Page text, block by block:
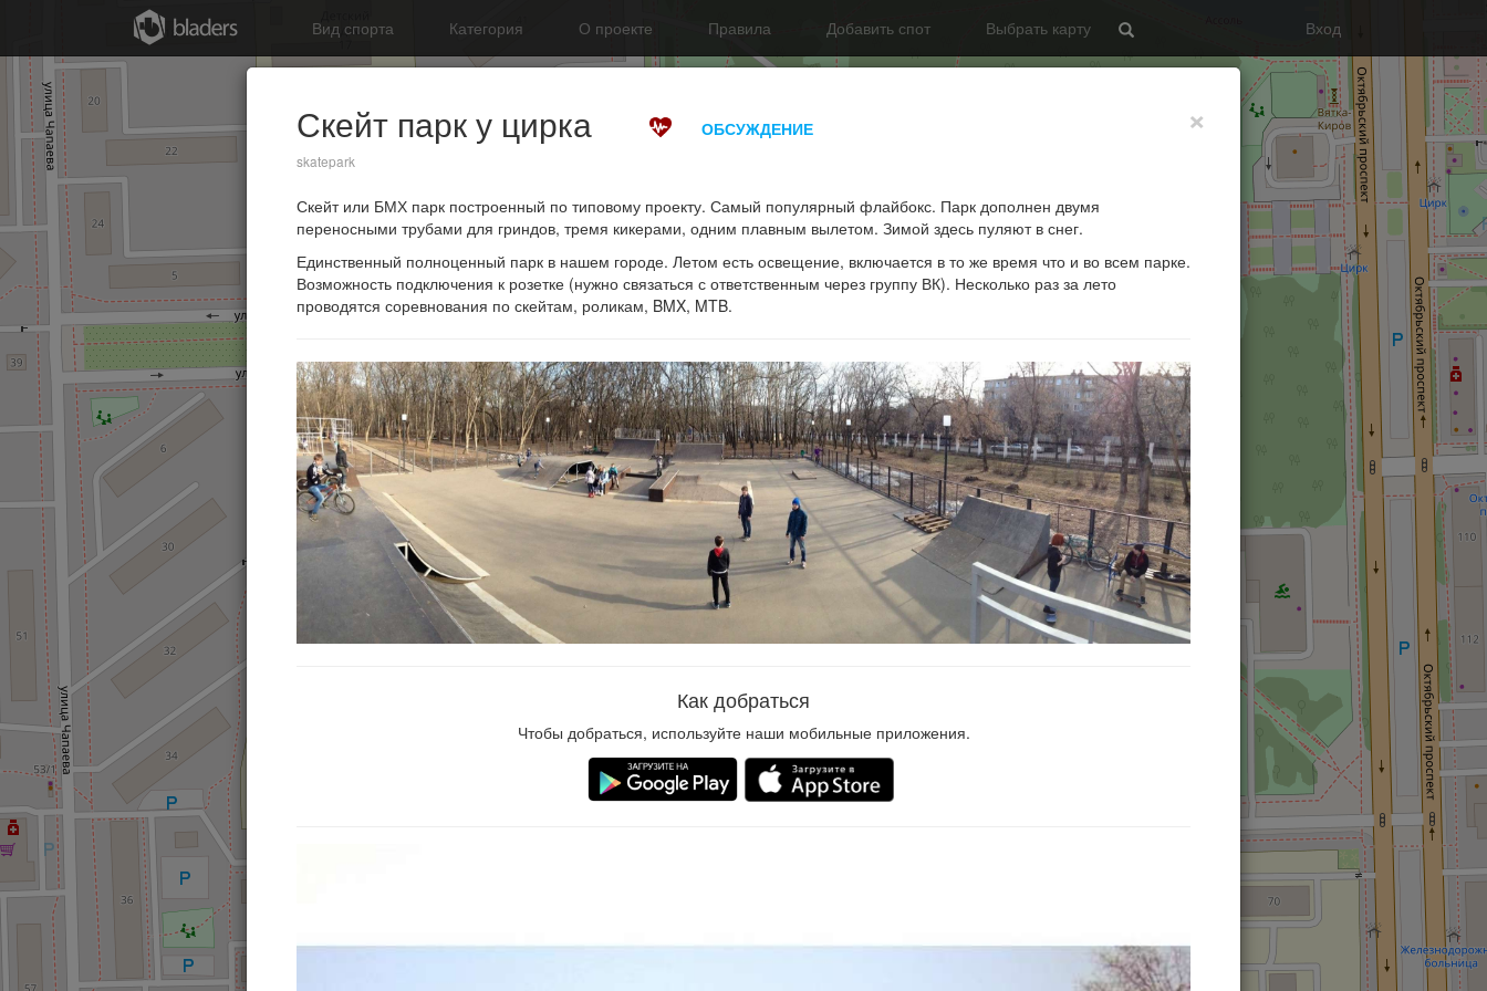
×
Скейт парк у цирка ОБСУЖДЕНИЕ
skatepark
Скейт или БМХ парк построенный по типовому проекту. Самый популярный флайбокс. Парк дополнен двумя
переносными трубами для гриндов, тремя кикерами, одним плавным вылетом. Зимой здесь пуляют в снег.
Единственный полноценный парк в нашем городе. Летом есть освещение, включается в то же время что и во всем парке.
Возможность подключения к розетке (нужно связаться с ответственным через группу ВК). Несколько раз за лето
проводятся соревнования по скейтам, роликам, BMX, MTB.
Как добраться
Чтобы добраться, используйте наши мобильные приложения.
Вход
Вид спорта Категория О проекте Правила Добавить спот Выбрать карту